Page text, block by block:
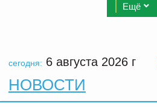
Ещё
сегодня: 6 августа 2026 г
НОВОСТИ